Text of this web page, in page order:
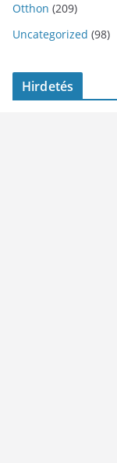
Otthon (209)
Uncategorized (98)
Hirdetés